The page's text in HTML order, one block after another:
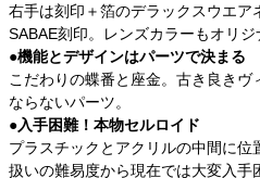
右手は刻印＋箔のデラックスウエア
SABAE刻印。レンズカラーもオリジ
●機能とデザインはパーツで決まる
こだわりの蝶番と座金。古き良き
ならないパーツ。
●入手困難！本物セルロイド
プラスチックとアクリルの中間に位
扱いの難易度から現在では大変入